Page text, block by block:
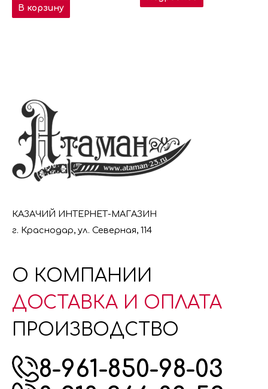
В корзину
КАЗАЧИЙ ИНТЕРНЕТ-МАГАЗИН
г. Краснодар, ул. Северная, 114
О КОМПАНИИ
ДОСТАВКА И ОПЛАТА
ПРОИЗВОДСТВО
8-961-850-98-03